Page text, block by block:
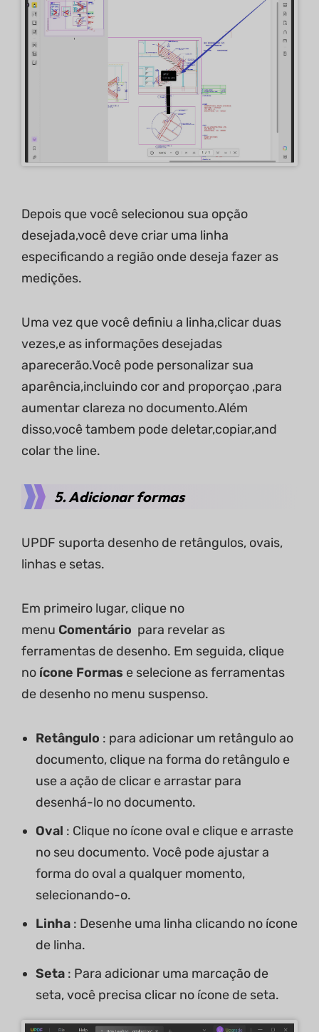
Depois que você selecionou sua opção
desejada,você deve criar uma linha
especificando a região onde deseja fazer as
medições.
Uma vez que você definiu a linha,clicar duas
vezes,e as informações desejadas
aparecerão.Você pode personalizar sua
aparência,incluindo cor and proporçao ,para
aumentar clareza no documento.Além
disso,você tambem pode deletar,copiar,and
colar the line.
5. Adicionar formas
UPDF suporta desenho de retângulos, ovais,
linhas e setas.
Em primeiro lugar, clique no
menu Comentário para revelar as
ferramentas de desenho. Em seguida, clique
no ícone Formas e selecione as ferramentas
de desenho no menu suspenso.
Retângulo : para adicionar um retângulo ao
documento, clique na forma do retângulo e
use a ação de clicar e arrastar para
desenhá-lo no documento.
Oval : Clique no ícone oval e clique e arraste
no seu documento. Você pode ajustar a
forma do oval a qualquer momento,
selecionando-o.
Linha : Desenhe uma linha clicando no ícone
de linha.
Seta : Para adicionar uma marcação de
seta, você precisa clicar no ícone de seta.